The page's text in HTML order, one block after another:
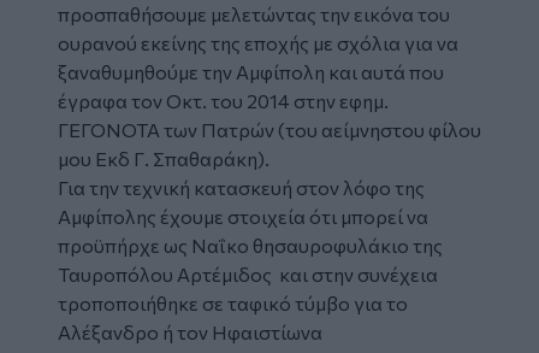
προσπαθήσουμε μελετώντας την εικόνα του
ουρανού εκείνης της εποχής με σχόλια για να
ξαναθυμηθούμε την Αμφίπολη και αυτά που
έγραφα τον Οκτ. του 2014 στην εφημ.
ΓΕΓΟΝΟΤΑ των Πατρών (του αείμνηστου φίλου
μου Εκδ Γ. Σπαθαράκη).
Για την τεχνική κατασκευή στον λόφο της
Αμφίπολης έχουμε στοιχεία ότι μπορεί να
προϋπήρχε ως Ναΐκο θησαυροφυλάκιο της
Ταυροπόλου Αρτέμιδος και στην συνέχεια
τροποποιήθηκε σε ταφικό τύμβο για το
Αλέξανδρο ή τον Ηφαιστίωνα